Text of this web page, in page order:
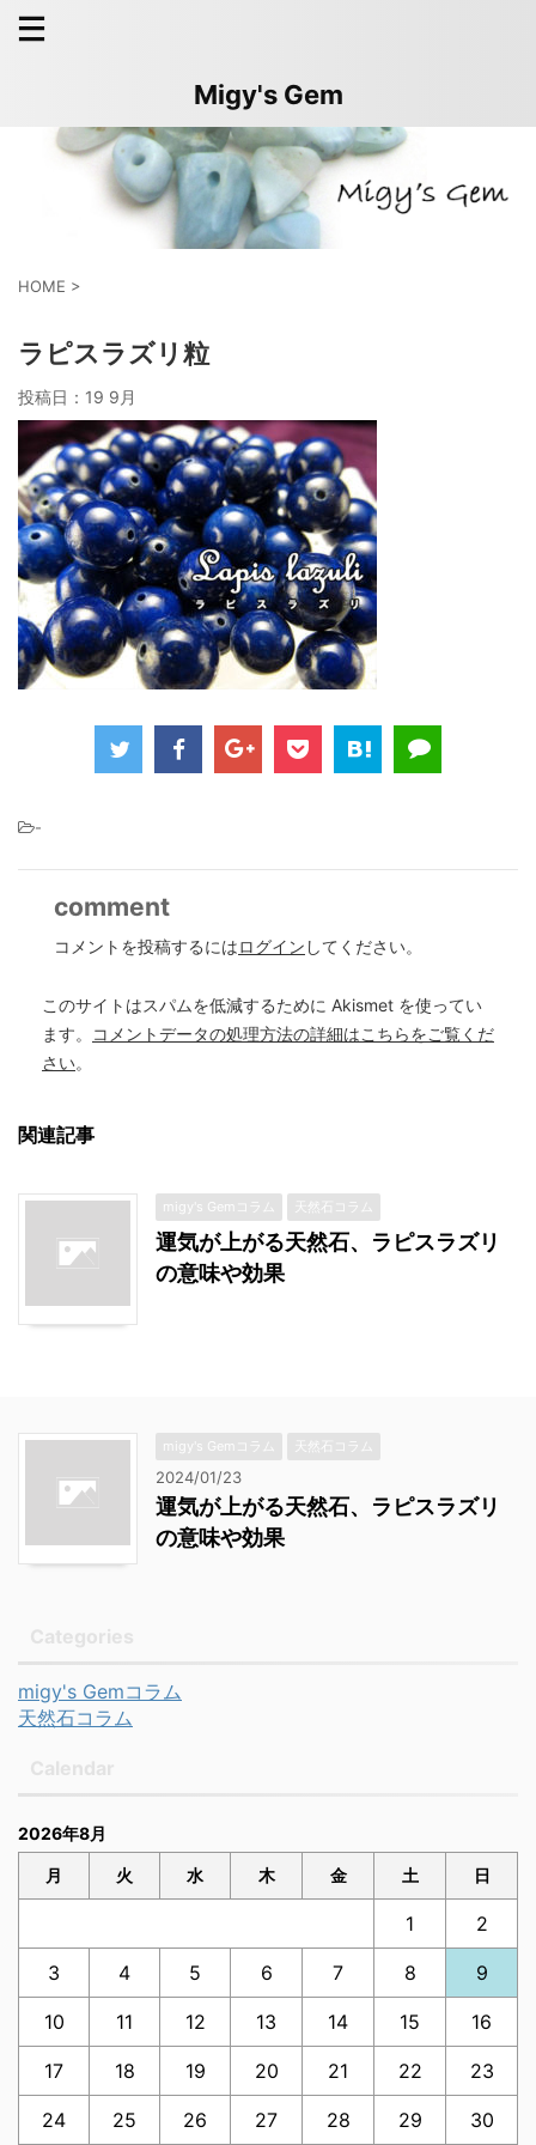
Migy's Gem
HOME >
ラピスラズリ粒
投稿日： 19 9月
-
comment
コメントを投稿するにはログイン してください。
このサイトはスパムを低減するために Akismet を使ってい
ます。
コメントデータの処理方法の詳細はこちらをご覧くだ
さい。
関連記事
migy's Gemコラム 天然石コラム
運気が上がる天然石、ラピスラズリ
の意味や効果
migy's Gemコラム 天然石コラム
2024/01/23
運気が上がる天然石、ラピスラズリ
の意味や効果
migy's Gemコラム
天然石コラム
2026年8月
月 火 水 木 金 土 日
1 2
3 4 5 6 7 8 9
10 11 12 13 14 15 16
17 18 19 20 21 22 23
24 25 26 27 28 29 30